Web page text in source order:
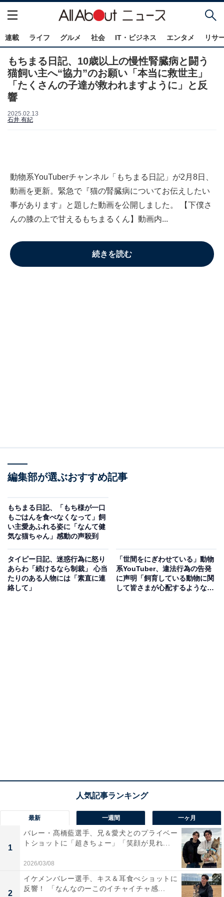
連載 ライフ グルメ 社会 IT・ビジネス エンタメ リサ
もちまる日記、10歳以上の慢性腎臓病と闘う
猫飼い主へ“協力”のお願い「本当に救世主」
「たくさんの子達が救われますように」と反
響
2025.02.13
石井 有紀
動物系YouTuberチャンネル「もちまる日記」が2月8日、
動画を更新。緊急で『猫の腎臓病についてお伝えしたい
事があります』と題した動画を公開しました。 【下僕さ
んの膝の上で甘えるもちまるくん】動画内...
続きを読む
編集部が選ぶおすすめ記事
もちまる日記、「もち様が一口
もごはんを食べなくなって」飼
い主愛あふれる姿に「なんて健
気な猫ちゃん」感動の声殺到
タイピー日記、迷惑行為に怒り
あらわ「続けるなら制裁」 心当
たりのある人物には「素直に連
絡して」
「世間をにぎわせている」動物
系YouTuber、違法行為の告発
に声明「飼育している動物に関
して皆さまが心配するようなこ
最新 一週間 一ヶ月
1
バレー・髙橋藍選手、兄＆愛犬とのプライベー
トショットに「超きちょー」「笑顔が見れ...
2026/03/08
2
イケメンバレー選手、キス＆耳食べショットに
反響！ 「なんなのーこのイチャイチャ感...